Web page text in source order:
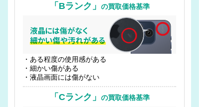
「Bランク」 の買取価格基準
・ある程度の使用感がある
・細かい傷がある
・液晶画面には傷がない
「Cランク」 の買取価格基準